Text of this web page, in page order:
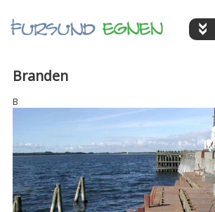
Branden
B